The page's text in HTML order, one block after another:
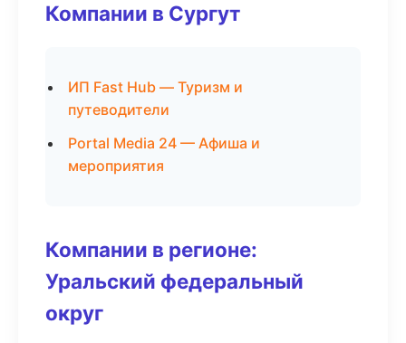
Компании в Сургут
ИП Fast Hub — Туризм и
путеводители
Portal Media 24 — Афиша и
мероприятия
Компании в регионе:
Уральский федеральный
округ